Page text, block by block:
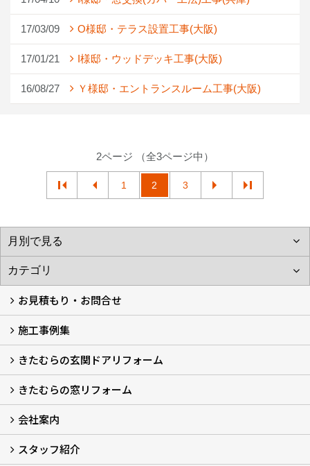
17/03/09 O様邸・テラス設置工事(大阪)
17/01/21 I様邸・ウッドデッキ工事(大阪)
16/08/27 Ｙ様邸・エントランスルーム工事(大阪)
2ページ （全3ページ中）
1 2 3
お見積もり・お問合せ
LINEで概算見積もり
チャットで質問
問い合わせフォームから
オンライン相談
電話で相談
無料現地調査をご希望の方
施工事例集
玄関ドアリフォーム
玄関引戸リフォーム
勝手口ドアリフォーム
窓リフォーム
きたむらの玄関ドアリフォーム
玄関ドアリフォームについて
リシェントについて (23)
・玄関ドアバリエーション (52)
・玄関引戸バリエーション (44)
・勝手口ドアバリエーション (11)
安心の自社施工
無料点検
保証について
価格について
概算見積について (2)
きたむらの窓リフォーム
窓リフォームについて (5)
・内窓設置-LIXILインプラス
・内窓設置-AGCまどまど
・窓交換
・エコガラス交換
・防犯・防災ガラス交換
会社案内
会社概要 (2)
ブログ
アクセス
施工エリア
施工までの流れ
SNSインフォメーション
チャット機能
オンライン打合わせ
補助金について (2)
スタッフ紹介